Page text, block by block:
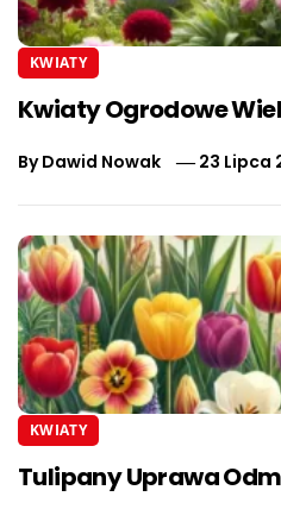
KWIATY
Kwiaty Ogrodowe
ByDawid Nowak 23 Lipca
KWIATY
Tulipany Uprawa